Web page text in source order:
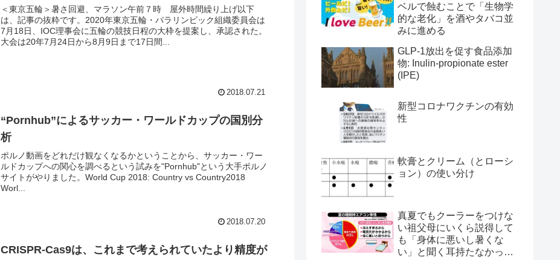
＜東京五輪＞暑さ回避、マラソン午前７時 屋外時間繰り上げ以下
は、記事の抜粋です。2020年東京五輪・パラリンピック組織委員会は
7月18日、IOC理事会に五輪の競技日程の大枠を提案し、承認された。
大会は20年7月24日から8月9日まで17日間...
2018.07.21
“Pornhub”によるサッカー・ワールドカップの国別分
析
ポルノ動画をどれだけ観なくなるかということから、サッカー・ワー
ルドカップへの関心を調べるという試みを"Pornhub"という大手ポルノ
サイトがやりました。World Cup 2018: Country vs Country2018
Worl...
2018.07.20
CRISPR-Cas9は、これまで考えられていたより精度が
ベルで蝕むことで「生物学
的な老化」を酒やタバコ並
みに進める
GLP-1放出を促す食品添加
物: Inulin-propionate ester
(IPE)
新型コロナワクチンの有効
性
軟膏とクリーム（とローシ
ョン）の使い分け
真夏でもクーラーをつけな
い祖父母にいくら説得して
も「身体に悪いし暑くな
い」と聞く耳持たなかった